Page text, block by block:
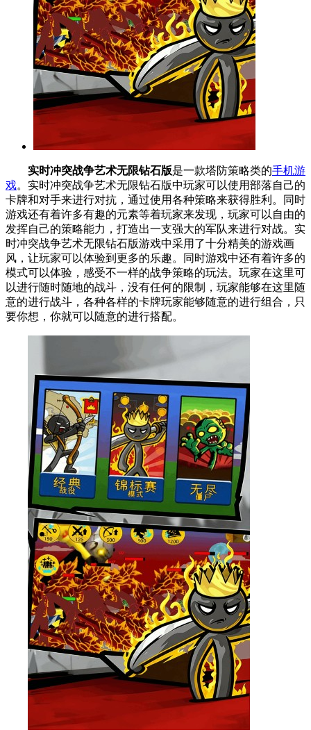
实时冲突战争艺术无限钻石版是一款塔防策略类的手机游
戏。实时冲突战争艺术无限钻石版中玩家可以使用部落自己的
卡牌和对手来进行对抗，通过使用各种策略来获得胜利。同时
游戏还有着许多有趣的元素等着玩家来发现，玩家可以自由的
发挥自己的策略能力，打造出一支强大的军队来进行对战。实
时冲突战争艺术无限钻石版游戏中采用了十分精美的游戏画
风，让玩家可以体验到更多的乐趣。同时游戏中还有着许多的
模式可以体验，感受不一样的战争策略的玩法。玩家在这里可
以进行随时随地的战斗，没有任何的限制，玩家能够在这里随
意的进行战斗，各种各样的卡牌玩家能够随意的进行组合，只
要你想，你就可以随意的进行搭配。